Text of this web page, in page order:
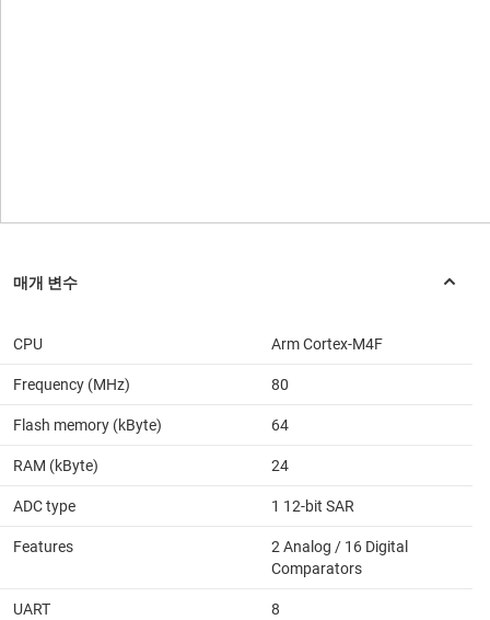
CPU Arm Cortex-M4F
Frequency (MHz) 80
Flash memory (kByte) 64
RAM (kByte) 24
ADC type 1 12-bit SAR
Features
2 Analog / 16 Digital
Comparators
UART 8